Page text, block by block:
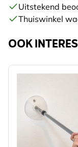
Uitstekend
Thuiswinkel
OOK